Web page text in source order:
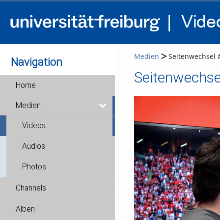
Navigation
Home
Medien
Videos
Audios
Photos
Channels
Alben
Medien Seitenwechsel